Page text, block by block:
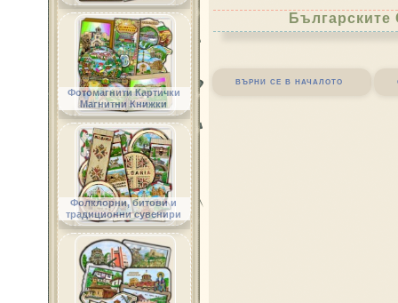
върни се в началото
Фотомагнити Картички
Магнитни Книжки
Фолклорни, битови и
традиционни сувенири